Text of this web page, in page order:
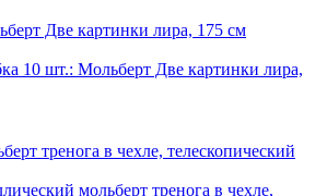
Две картинки лира, 175 см
тренога в чехле, телескопический